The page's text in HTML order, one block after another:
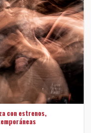
con estrenos,